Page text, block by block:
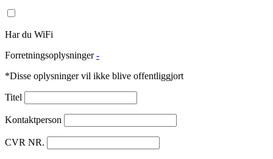
Har du WiFi
Forretningsoplysninger -
*Disse oplysninger vil ikke blive offentliggjort
Titel
Kontaktperson
CVR NR.